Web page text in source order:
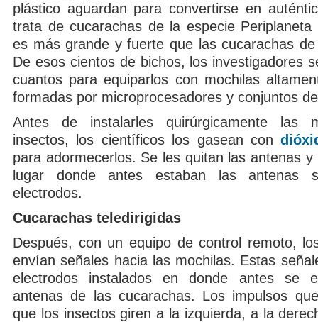
plástico aguardan para convertirse en
trata de cucarachas de la especie Periplaneta
es más grande y fuerte que las cucarachas
De esos cientos de bichos, los investigadores
cuantos para equiparlos con mochilas
formadas por microprocesadores y conjuntos
Antes de instalarles quirúrgicamente las
insectos, los científicos los gasean con
para adormecerlos. Se les quitan las antenas
lugar donde antes estaban las antenas
electrodos.
Cucarachas teledirigidas
Después, con un equipo de control remoto,
envían señales hacia las mochilas. Estas
electrodos instalados en donde antes se
antenas de las cucarachas. Los impulsos
que los insectos giren a la izquierda, a la